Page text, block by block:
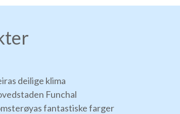
deilige klima
Funchal
fantastiske farger